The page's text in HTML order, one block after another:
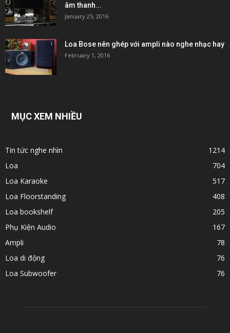
âm thanh...
January 25, 2016
Loa Bose nên ghép với ampli nào nghe nhạc hay
February 1, 2016
MỤC XEM NHIỀU
Tin tức nghe nhìn
1214
Loa
704
Loa Karaoke
517
Loa Floorstanding
408
Loa bookshelf
205
Phụ Kiện Audio
167
Ampli
78
Loa di động
76
Loa Subwoofer
76